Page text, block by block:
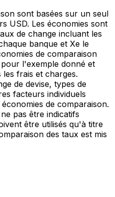
sont basées sur un seul
USD. Les économies sont
de change incluant les
banque et Xe le
de comparaison
l'exemple donné et
frais et charges.
de devise, types de
facteurs individuels
de comparaison.
pas être indicatifs
être utilisés qu'à titre
des taux est mis